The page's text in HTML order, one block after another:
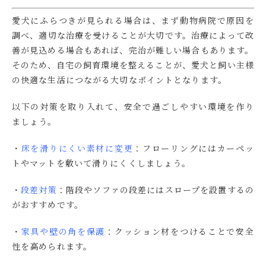
愛犬にふらつきが見られる場合は、まず動物病院で原因を
調べ、適切な治療を受けることが大切です。治療によって改
善が見込める場合もあれば、完治が難しい場合もあります。
そのため、自宅の飼育環境を整えることが、愛犬と飼い主様
の快適な生活につながる大切なポイントとなります。
以下の対策を取り入れて、安全で過ごしやすい環境を作り
ましょう。
・ 床を滑りにくい素材に変更 ：フローリングにはカーペッ
トやマットを敷いて滑りにくくしましょう。
・段差対策 ：階段やソファの段差にはスロープを設置するの
がおすすめです。
・ 家具や壁の角を保護 ：クッション材をつけることで安全
性を高められます。